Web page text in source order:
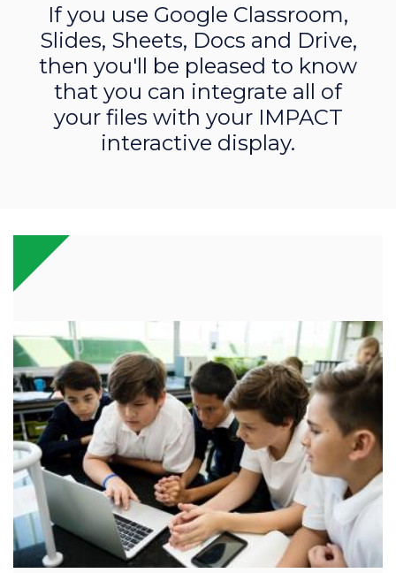
If you use Google Classroom,
Slides, Sheets, Docs and Drive,
then you'll be pleased to know
that you can integrate all of
your files with your IMPACT
interactive display.